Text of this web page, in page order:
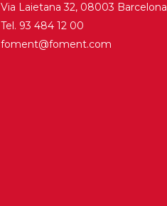
Via Laietana 32, 08003 Barcelona
Tel. 93 484 12 00
foment@foment.com